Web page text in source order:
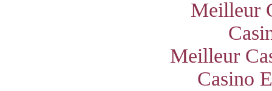
Meilleur
Meilleur
Casino